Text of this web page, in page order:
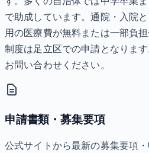
で助成しています。通院・入院
用の医療費が無料または一部負
制度は足立区での申請となりま
お問い合わせください。
申請書類・募集要項
公式サイトから最新の募集要項